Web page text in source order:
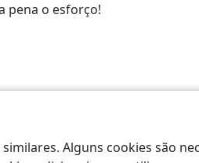
Alguns cookies são
pena o esforço!